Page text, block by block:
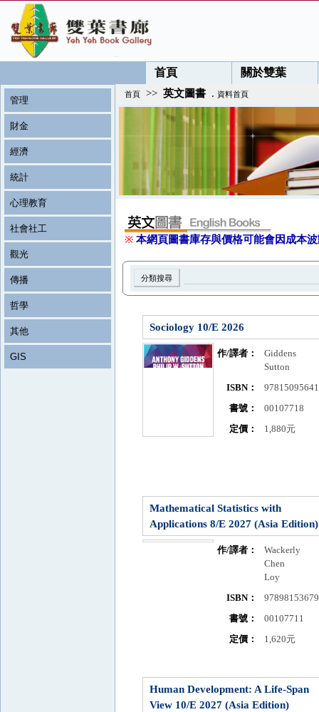
首頁 關於雙葉
管理
財金
經濟
統計
心理教育
社會社工
觀光
傳播
哲學
其他
GIS
首頁 >> 英文圖書 . 資料首頁
※ 本網頁圖書庫存與價格可能會因成本
Sociology 10/E 2026
作/譯者：
Giddens
Sutton
ISBN：
書號：
00107718
定價：
1,880元
Mathematical Statistics with
Applications 8/E 2027 (Asia Edition)
作/譯者：
Wackerly
Chen
Loy
ISBN：
書號：
00107711
定價：
1,620元
Human Development: A Life-Span
View 10/E 2027 (Asia Edition)